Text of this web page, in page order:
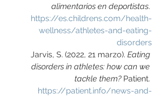
alimentarios en deportistas.
https://es.childrens.com/health-
wellness/athletes-and-eating-
disorders
Jarvis, S. (2022, 21 marzo). Eating
disorders in athletes: how can we
tackle them? Patient.
https://patient.info/news-and-